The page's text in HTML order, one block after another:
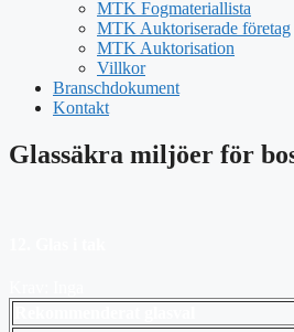
MTK Fogmateriallista
MTK Auktoriserade företag
MTK Auktorisation
Villkor
Branschdokument
Kontakt
Glassäkra miljöer för